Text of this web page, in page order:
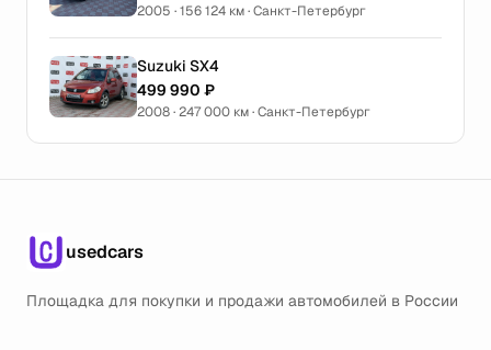
2005 · 156 124 км · Санкт-Петербург
Suzuki SX4
499 990 ₽
2008 · 247 000 км · Санкт-Петербург
usedcars
Площадка для покупки и продажи автомобилей в России